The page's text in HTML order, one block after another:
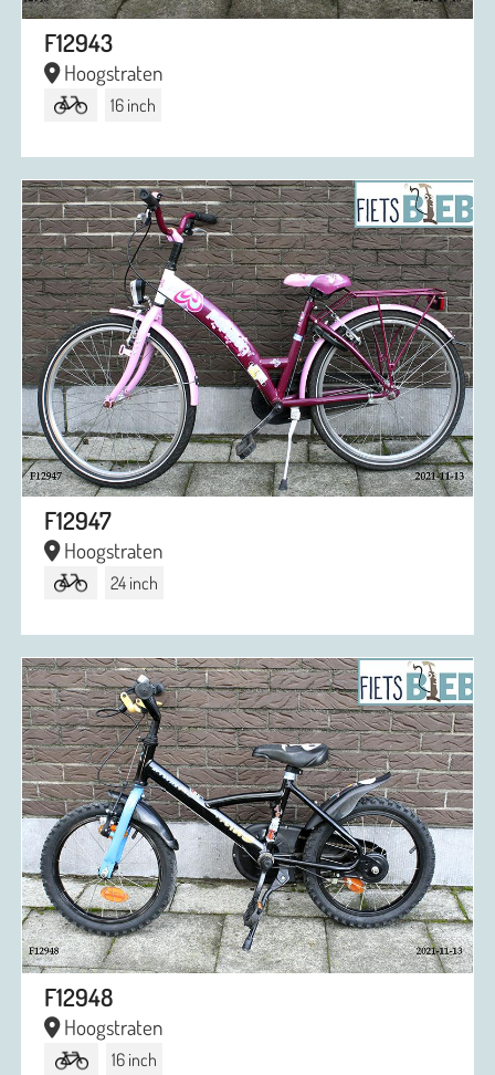
F12943
Hoogstraten
16 inch
F12947
Hoogstraten
24 inch
F12948
Hoogstraten
16 inch